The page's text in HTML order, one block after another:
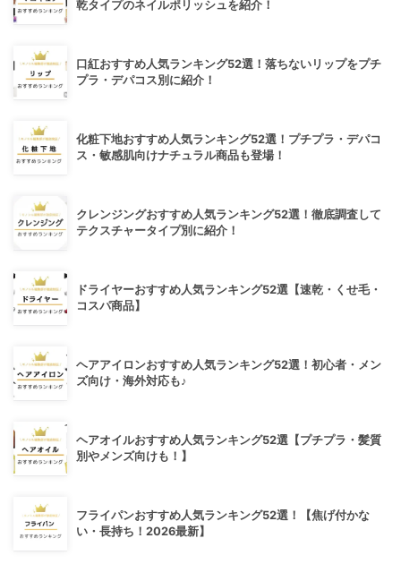
乾タイプのネイルポリッシュを紹介！
口紅おすすめ人気ランキング52選！落ちないリップをプチ
プラ・デパコス別に紹介！
化粧下地おすすめ人気ランキング52選！プチプラ・デパコ
ス・敏感肌向けナチュラル商品も登場！
クレンジングおすすめ人気ランキング52選！徹底調査して
テクスチャータイプ別に紹介！
ドライヤーおすすめ人気ランキング52選【速乾・くせ毛・
コスパ商品】
ヘアアイロンおすすめ人気ランキング52選！初心者・メン
ズ向け・海外対応も♪
ヘアオイルおすすめ人気ランキング52選【プチプラ・髪質
別やメンズ向けも！】
フライパンおすすめ人気ランキング52選！【焦げ付かな
い・長持ち！2026最新】